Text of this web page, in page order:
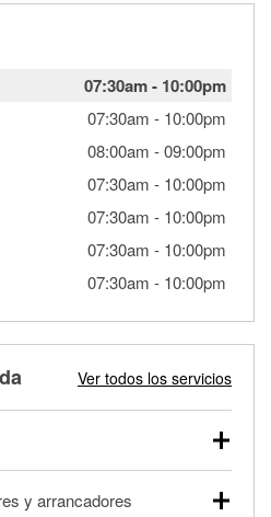
07:30am- 10:00pm
07:30am - 10:00pm
08:00am -09:00pm
07:30am - 10:00pm
07:30am - 10:00pm
07:30am - 10:00pm
07:30am - 10:00pm
Ver todos los servicios
comerciales y
y arrancadores